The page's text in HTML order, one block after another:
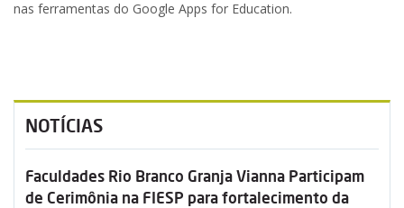
nas ferramentas do Google Apps for Education.
NOTÍCIAS
Faculdades Rio Branco Granja Vianna Participam
de Cerimônia na FIESP para fortalecimento da